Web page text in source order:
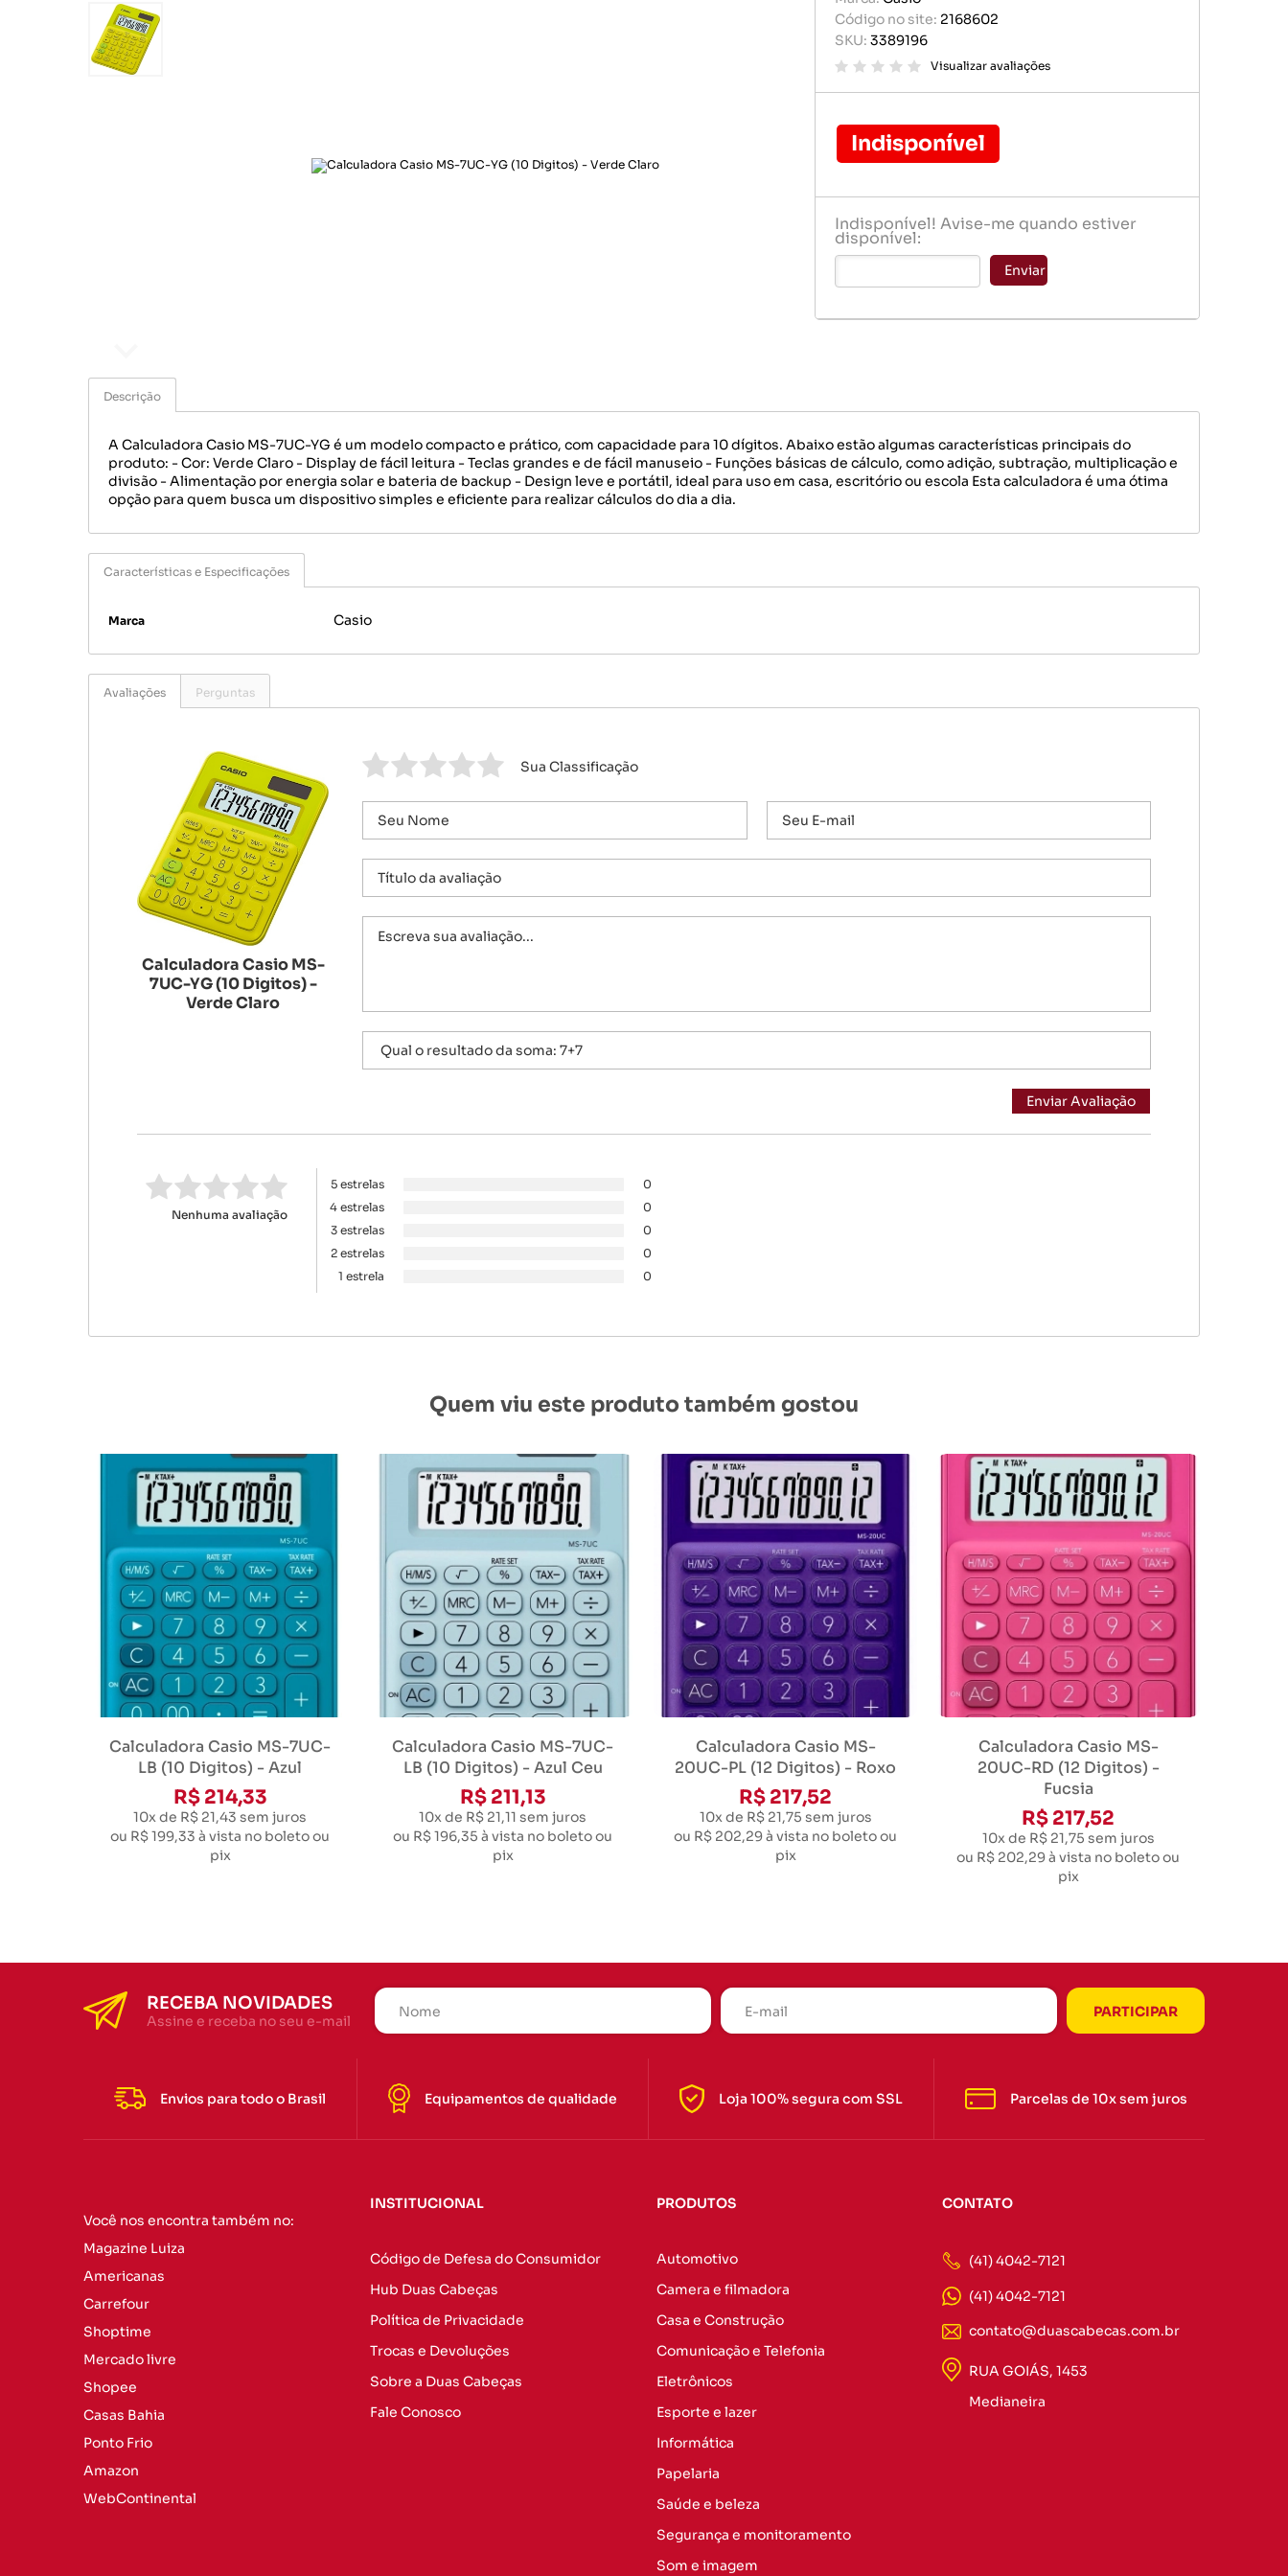
Esporte e lazer
Informática
Carregador portátil
Cartão de memória
Pilhas e baterias
Eletroportáteis
Pilhas e baterias
Relogio
Código no site: 2168602
SKU: 3389196
Visualizar avaliações
Indisponível
Indisponível! Avise-me quando estiver
disponível:
Enviar
Descrição
A Calculadora Casio MS-7UC-YG é um modelo compacto e prático, com capacidade para 10 dígitos. Abaixo estão algumas características principais do
produto: - Cor: Verde Claro - Display de fácil leitura - Teclas grandes e de fácil manuseio - Funções básicas de cálculo, como adição, subtração, multiplicação e
divisão - Alimentação por energia solar e bateria de backup - Design leve e portátil, ideal para uso em casa, escritório ou escola Esta calculadora é uma ótima
opção para quem busca um dispositivo simples e eficiente para realizar cálculos do dia a dia.
Características e Especificações
Marca Casio
Avaliações Perguntas
Calculadora Casio MS-
7UC-YG (10 Digitos) -
Verde Claro
Sua Classificação
Nenhuma avaliação
5 estrelas
0
4 estrelas
0
3 estrelas
0
2 estrelas
0
1 estrela
0
Quem viu este produto também gostou
Calculadora Casio MS-7UC-
LB (10 Digitos) - Azul
R$ 214,33
10x de R$ 21,43 sem juros
ou R$ 199,33 à vista no boleto ou
pix
Calculadora Casio MS-7UC-
LB (10 Digitos) - Azul Ceu
R$ 211,13
10x de R$ 21,11 sem juros
ou R$ 196,35 à vista no boleto ou
pix
Calculadora Casio MS-
20UC-PL (12 Digitos) - Roxo
R$ 217,52
10x de R$ 21,75 sem juros
ou R$ 202,29à vista no boleto ou
pix
Calculadora Casio MS-
20UC-RD (12 Digitos) -
Fucsia
R$ 217,52
10x de R$ 21,75 sem juros
ou R$ 202,29à vista no boleto ou
pix
RECEBA NOVIDADES
Assine e receba no seu e-mail
Envios para todo o Brasil Equipamentos de qualidade Loja 100% segura com SSL Parcelas de 10x sem juros
Você nos encontra também no:
Magazine Luiza
Americanas
Carrefour
Shoptime
Mercado livre
Shopee
Casas Bahia
Ponto Frio
Amazon
WebContinental
INSTITUCIONAL
Código de Defesa do Consumidor
Hub Duas Cabeças
Política de Privacidade
Trocas e Devoluções
Sobre a Duas Cabeças
Fale Conosco
PRODUTOS
Automotivo
Camera e filmadora
Casa e Construção
Comunicação e Telefonia
Eletrônicos
Esporte e lazer
Informática
Papelaria
Saúde e beleza
Segurança e monitoramento
Som e imagem
CONTATO
(41) 4042-7121
(41) 4042-7121
contato@duascabecas.com.br
RUA GOIÁS, 1453
Medianeira